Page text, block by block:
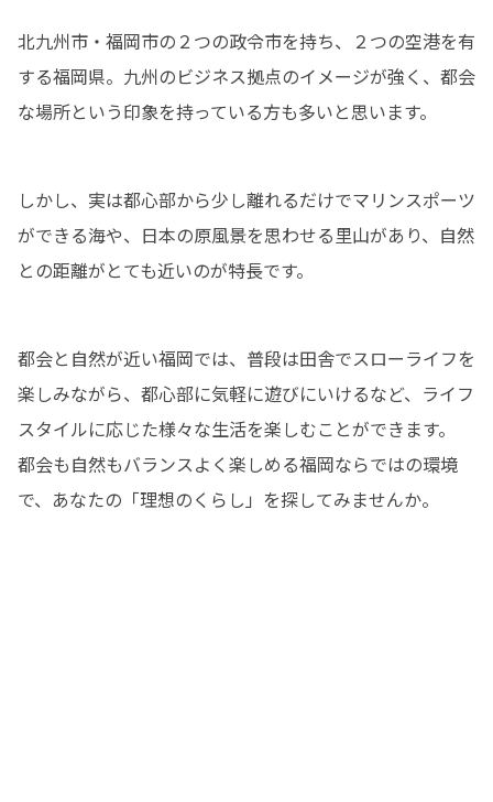
北九州市・福岡市の２つの政令市を持ち、２つの空港を有
する福岡県。九州のビジネス拠点のイメージが強く、都会
な場所という印象を持っている方も多いと思います。
しかし、実は都心部から少し離れるだけでマリンスポーツ
ができる海や、日本の原風景を思わせる里山があり、自然
との距離がとても近いのが特長です。
都会と自然が近い福岡では、普段は田舎でスローライフを
楽しみながら、都心部に気軽に遊びにいけるなど、ライフ
スタイルに応じた様々な生活を楽しむことができます。
都会も自然もバランスよく楽しめる福岡ならではの環境
で、あなたの「理想のくらし」を探してみませんか。